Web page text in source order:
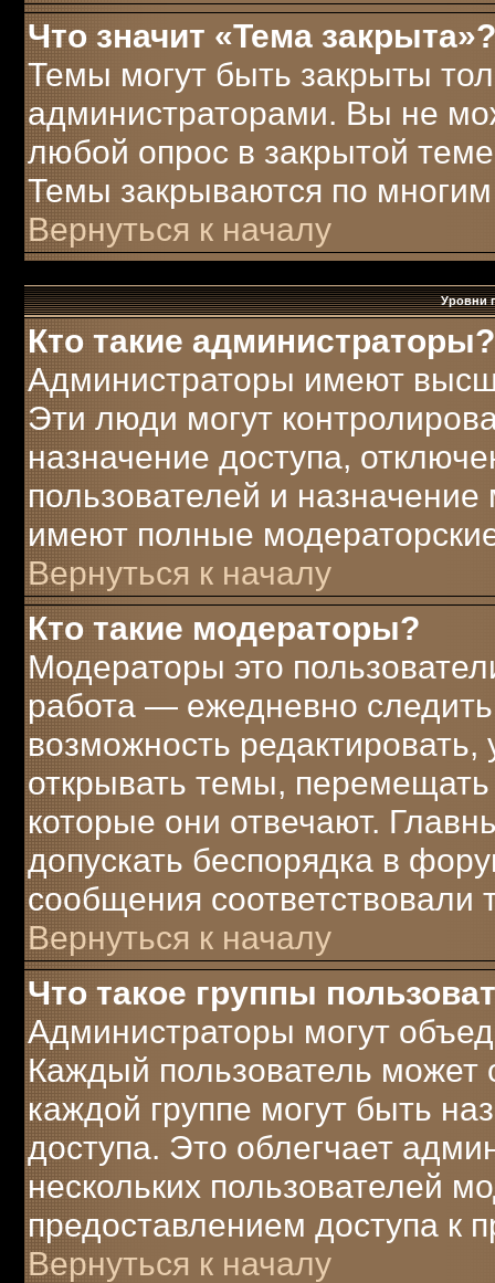
Что значит «Тема закрыта»?
Темы могут быть закрыты
администраторами. Вы не
любой опрос в закрытой
Темы закрываются по
Вернуться к началу
Уровни
Кто такие администраторы?
Администраторы имеют
Эти люди могут
назначение доступа,
пользователей и
имеют полные
Вернуться к началу
Кто такие модераторы?
Модераторы это
работа — ежедневно
возможность редактировать,
открывать темы,
которые они отвечают.
допускать беспорядка в
сообщения
Вернуться к началу
Что такое группы
Администраторы могут
Каждый пользователь может
каждой группе могут быть
доступа. Это облегчает
нескольких пользователей
предоставлением доступа к
Вернуться к началу